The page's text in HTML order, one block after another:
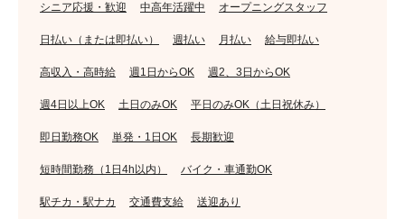
シニア応援・歓迎 中高年活躍中 オープニングスタッフ
日払い（または即払い） 週払い 月払い 給与即払い
高収入・高時給 週1日からOK 週2、3日からOK
週4日以上OK 土日のみOK 平日のみOK（土日祝休み）
即日勤務OK 単発・1日OK 長期歓迎
短時間勤務（1日4h以内） バイク・車通勤OK
駅チカ・駅ナカ 交通費支給 送迎あり